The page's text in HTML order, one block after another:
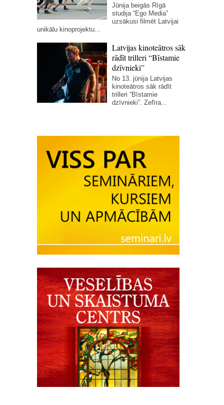
Jūnija beigās Rīgā
studija “Ego Media”
uzsākusi filmēt Latvijai
unikālu kinoprojektu...
Latvijas kinoteātros sāk
rādīt trilleri “Bīstamie
dzīvnieki”
No 13. jūnija Latvijas
kinoteātros sāk rādīt
trilleri “Bīstamie
dzīvnieki”. Zefīra...